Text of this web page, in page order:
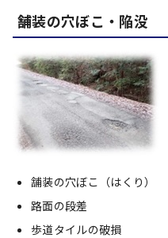
舗装の穴ぼこ・陥没
舗装の穴ぼこ（はくり）
路面の段差
歩道タイルの破損